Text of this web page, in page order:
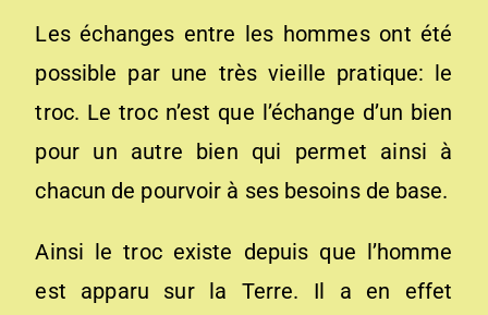
Les échanges entre les hommes ont été
possible par une très vieille pratique: le
troc. Le troc n’est que l’échange d’un bien
pour un autre bien qui permet ainsi à
chacun de pourvoir à ses besoins de base.
Ainsi le troc existe depuis que l’homme
est apparu sur la Terre. Il a en effet